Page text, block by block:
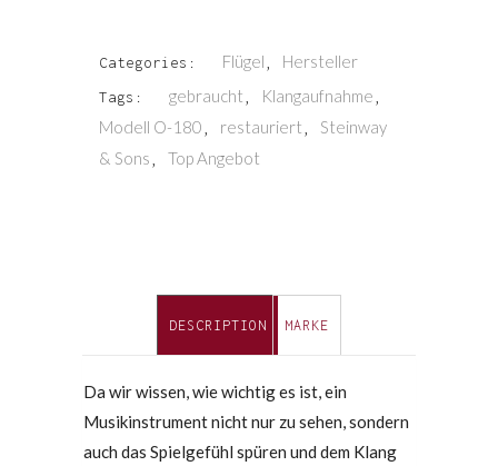
Categories: Flügel Hersteller
Tags: gebraucht Klangaufnahme
Modell O-180 restauriert
Steinway
& Sons
Top Angebot
DESCRIPTION MARKE
Da wir wissen, wie wichtig es ist, ein
Musikinstrument nicht nur zu sehen, sondern
auch das Spielgefühl spüren und dem Klang